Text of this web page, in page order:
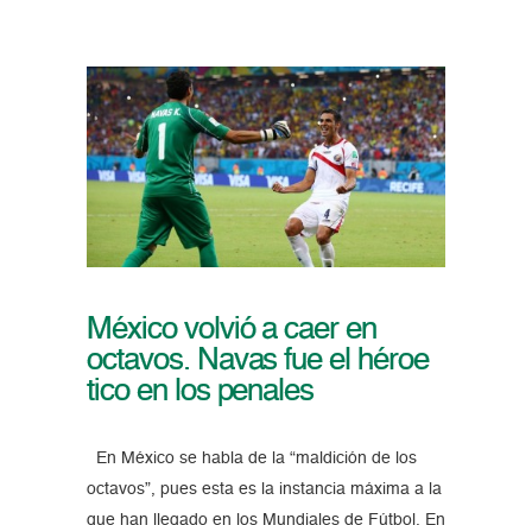
México volvió a caer en
octavos. Navas fue el héroe
tico en los penales
En México se habla de la “maldición de los
octavos”, pues esta es la instancia máxima a la
que han llegado en los Mundiales de Fútbol. En